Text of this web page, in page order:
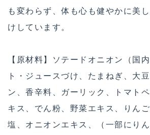
も変わらず、体も心も健やかに美
けしています。
【原材料】ソテードオニオン（国
ト・ジュースづけ、たまねぎ、大
ン、香辛料、ガーリック、トマト
キス、でん粉、野菜エキス、りん
塩、オニオンエキス、（一部にりん